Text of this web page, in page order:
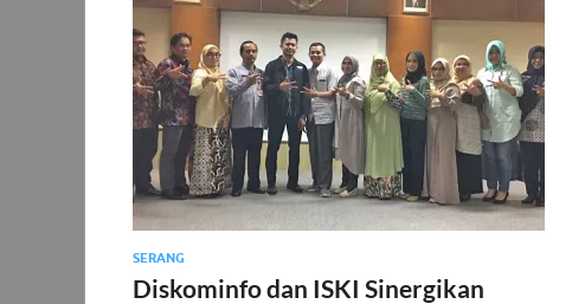
SERANG
Diskominfo dan ISKI Sinergikan